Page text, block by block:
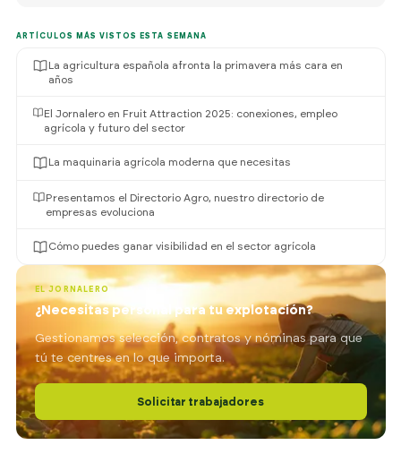
ARTÍCULOS MÁS VISTOS ESTA SEMANA
La agricultura española afronta la primavera más cara en
años
El Jornalero en Fruit Attraction 2025: conexiones, empleo
agrícola y futuro del sector
La maquinaria agrícola moderna que necesitas
Presentamos el Directorio Agro, nuestro directorio de
empresas evoluciona
Cómo puedes ganar visibilidad en el sector agrícola
EL JORNALERO
¿Necesitas personal para tu explotación?
Gestionamos selección, contratos y nóminas para que
tú te centres en lo que importa.
Solicitar trabajadores